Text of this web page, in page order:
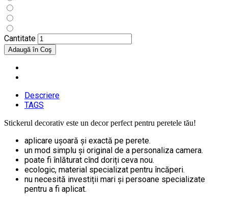
Cantitate
Descriere
TAGS
Stickerul decorativ este un decor perfect pentru peretele tău!
aplicare ușoară și exactă pe perete.
un mod simplu și original de a personaliza camera.
poate fi înlăturat cînd doriți ceva nou.
ecologic, material specializat pentru încăperi.
nu necesită investiții mari și persoane specializate
pentru a fi aplicat.